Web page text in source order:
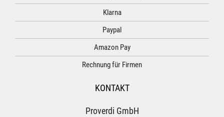
Klarna
Paypal
Amazon Pay
Rechnung für Firmen
KONTAKT
Proverdi GmbH